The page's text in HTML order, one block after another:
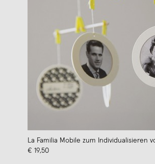
La Familia Mobile zum Individualisieren
€ 19,50